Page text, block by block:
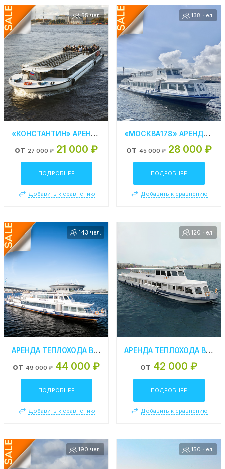
55 чел.
«КОНСТАНТИН» АРЕНДА ТЕПЛОХОДА В СПБ
от 27 000 ₽ 21 000 ₽
ПОДРОБНЕЕ
Добавить к сравнению
138 чел.
«МОСКВА178» АРЕНДА ТЕПЛОХОДА В СПБ
от 45 000 ₽ 28 000 ₽
ПОДРОБНЕЕ
Добавить к сравнению
143 чел.
АРЕНДА ТЕПЛОХОДА В СПБ «МОСКВА 73»
от 49 000 ₽ 44 000 ₽
ПОДРОБНЕЕ
Добавить к сравнению
120 чел.
АРЕНДА ТЕПЛОХОДА В СПБ «МОСКВА 212»
от 42 000 ₽
ПОДРОБНЕЕ
Добавить к сравнению
190 чел. 150 чел.